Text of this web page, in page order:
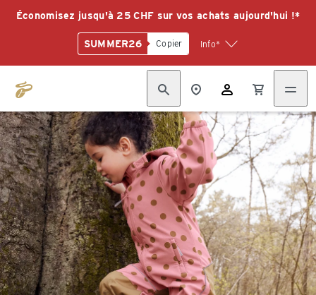
Économisez jusqu'à 25 CHF sur vos achats aujourd'hui !*
SUMMER26 Copier Info*